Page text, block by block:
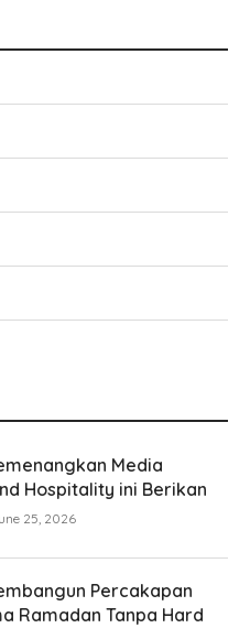
Media
Hospitality ini Berikan
25, 2026
Percakapan
Ramadan Tanpa Hard